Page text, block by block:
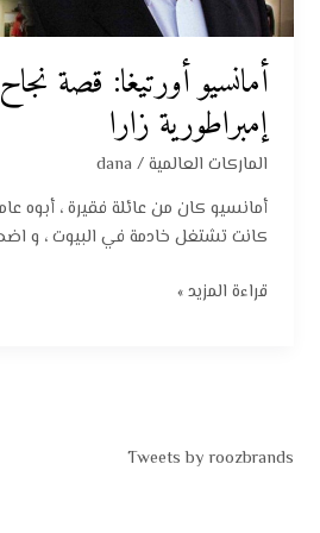
أمانسيو أورتيغا: قصة
إمبراطورية زارا
الماركات العالمية/
dana
أمانسيو كان من عائلة فقيرة ، أبوه
كانت تشتغل خادمة في البيوت ، و
إمبراطورية
زارا
قراءة المزيد »
Tweets by roozbrands